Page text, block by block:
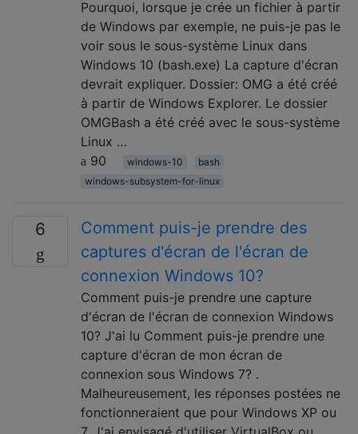
Pourquoi, lorsque je crée un fichier à partir
de Windows par exemple, ne puis-je pas le
voir sous le sous-système Linux dans
Windows 10 (bash.exe) La capture d'écran
devrait expliquer. Dossier: OMG a été créé
à partir de Windows Explorer. Le dossier
OMGBash a été créé avec le sous-système
Linux …
90
windows-10
bash
windows-subsystem-for-linux
6
Comment puis-je prendre des
captures d'écran de l'écran de
connexion Windows 10?
Comment puis-je prendre une capture
d'écran de l'écran de connexion Windows
10? J'ai lu Comment puis-je prendre une
capture d'écran de mon écran de
connexion sous Windows 7? .
Malheureusement, les réponses postées ne
fonctionneraient que pour Windows XP ou